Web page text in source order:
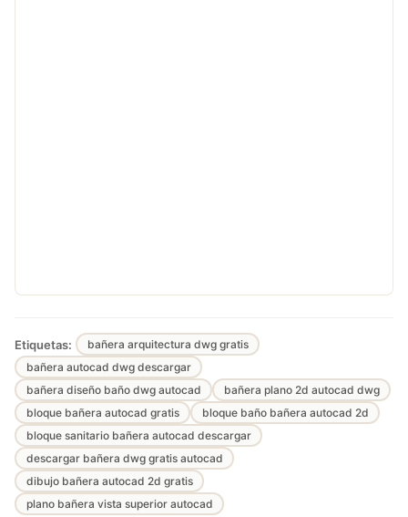
Etiquetas:
bañera arquitectura dwg gratis
bañera autocad dwg descargar
bañera diseño baño dwg autocad
bañera plano 2d autocad dwg
bloque bañera autocad gratis
bloque baño bañera autocad 2d
bloque sanitario bañera autocad descargar
descargar bañera dwg gratis autocad
dibujo bañera autocad 2d gratis
plano bañera vista superior autocad